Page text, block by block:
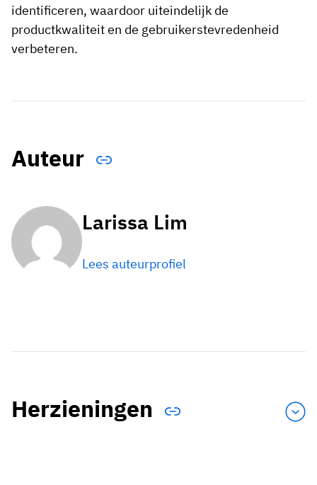
identificeren, waardoor uiteindelijk de
productkwaliteit en de gebruikerstevredenheid
verbeteren.
Auteur
Larissa Lim
Lees auteurprofiel
Herzieningen